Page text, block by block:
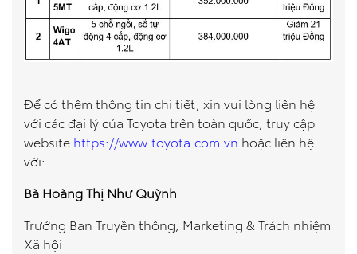
Để có thêm thông tin chi tiết, xin vui lòng liên hệ
với các đại lý của Toyota trên toàn quốc, truy cập
website https://www.toyota.com.vn hoặc liên hệ
với:
Bà Hoàng Thị Như Quỳnh
Trưởng Ban Truyền thông, Marketing & Trách nhiệm
Xã hội